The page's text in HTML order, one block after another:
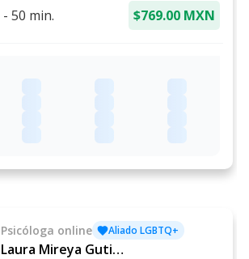
- 50 min. $769.00 MXN
Psicóloga online Aliado LGBTQ+
Laura Mireya Gutiérrez Quintal